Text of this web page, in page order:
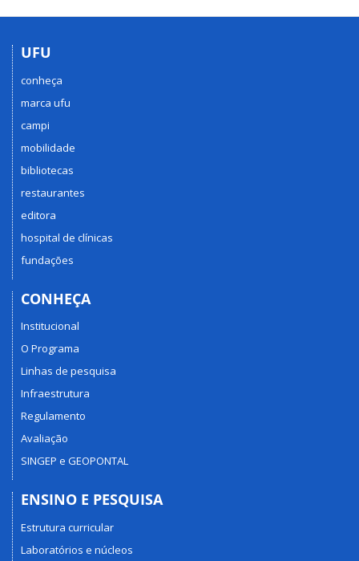
UFU
conheça
marca ufu
campi
mobilidade
bibliotecas
restaurantes
editora
hospital de clínicas
fundações
CONHEÇA
Institucional
O Programa
Linhas de pesquisa
Infraestrutura
Regulamento
Avaliação
SINGEP e GEOPONTAL
ENSINO E PESQUISA
Estrutura curricular
Laboratórios e núcleos